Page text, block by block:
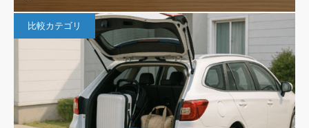
比較カテゴリ